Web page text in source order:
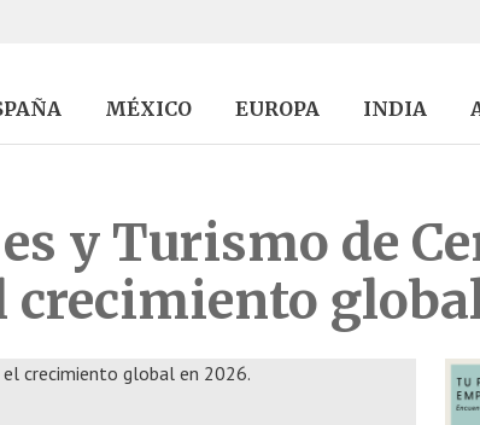
MÉXICO EUROPA INDIA
y Turismo de
crecimiento